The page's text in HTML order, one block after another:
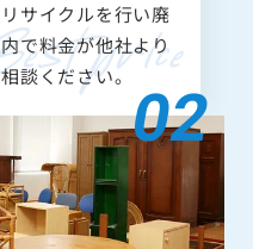
サイクルを行い廃
で料金が他社より
談ください。